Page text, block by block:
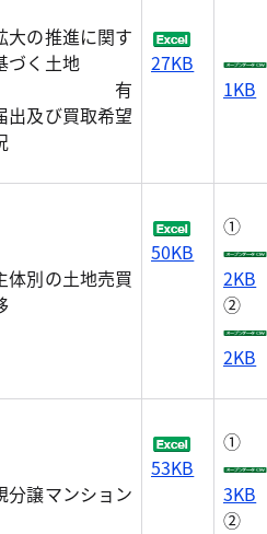
大の推進に関す
づく土地
有
出及び買取希望
27KB
1KB
体別の土地売買
50KB
①
2KB
②
2KB
分譲マンション
53KB
①
3KB
②